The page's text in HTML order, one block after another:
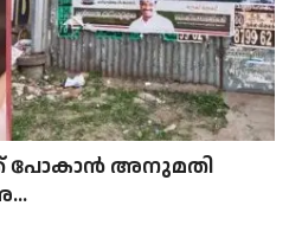
പോകാൻ അനുമതി